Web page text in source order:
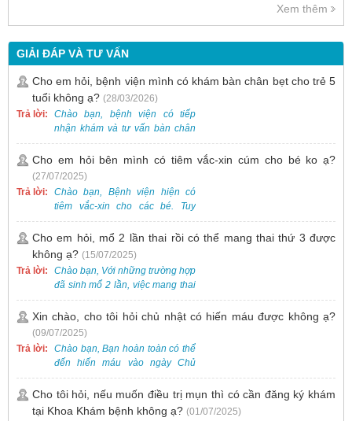
Xem thêm
GIẢI ĐÁP VÀ TƯ VẤN
Cho em hỏi, bệnh viện mình có khám bàn chân bẹt cho trẻ 5
tuổi không ạ? (28/03/2026)
Trả lời:
Chào bạn, bệnh viện có tiếp
nhận khám và tư vấn bàn chân
bẹt cho trẻ em, bao gồm cả trẻ 5
tuổi. Bạn có thể đưa bé đến
Khoa Khám bệnh của bệnh viện
để được bác sĩ chuyên khoa
thăm khám. Ngoài ra, để thuận
tiện hơn, bạn có thể đặt lịch
0988 270 115. Nếu cần hỗ trợ
thêm, vui lòng liên hệ qua Zalo
hoặc Fanpage Bệnh viện Việt
Nam - Thụy Điển Uông Bí.
Cho em hỏi bên mình có tiêm vắc-xin cúm cho bé ko ạ?
(27/07/2025)
Trả lời:
Chào bạn, Bệnh viện hiện có
tiêm vắc-xin cho các bé. Tuy
nhiên, các loại vắc-xin thường về
theo từng đợt, không phải lúc
nào cũng có sẵn.
Cho em hỏi, mổ 2 lần thai rồi có thể mang thai thứ 3 được
không ạ? (15/07/2025)
Trả lời:
Chào bạn, Với những trường hợp
đã sinh mổ 2 lần, việc mang thai
lần 3 vẫn có thể thực hiện được.
Tại Bệnh viện, chúng tôi đã tiếp
nhận và hỗ trợ nhiều thai phụ có
nhu cầu tương tự.
Xin chào, cho tôi hỏi chủ nhật có hiến máu được không ạ?
(09/07/2025)
Trả lời:
Chào bạn, Bạn hoàn toàn có thể
đến hiến máu vào ngày Chủ
Nhật.
Cho tôi hỏi, nếu muốn điều trị mụn thì có cần đăng ký khám
tại Khoa Khám bệnh không ạ? (01/07/2025)